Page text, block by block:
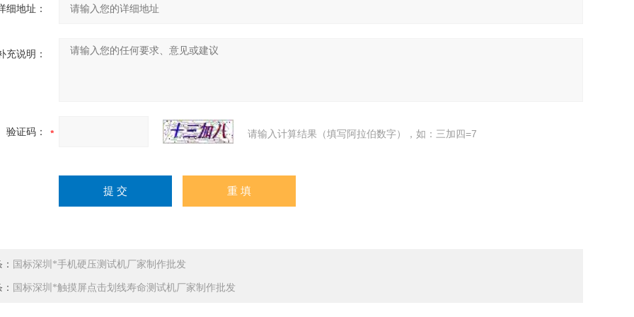
细地址：
充说明：
验证码： 请输入计算结果（填写阿拉伯数字），如：三加四=7
国标深圳*手机硬压测试机厂家制作批发
国标深圳*触摸屏点击划线寿命测试机厂家制作批发